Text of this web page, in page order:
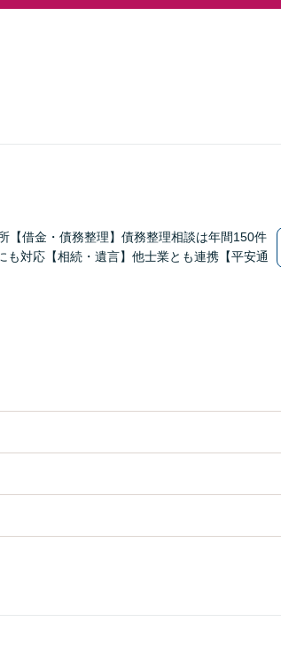
【借金・債務整理】債務整理相談は年間150件
対応【相続・遺言】他士業とも連携【平安通